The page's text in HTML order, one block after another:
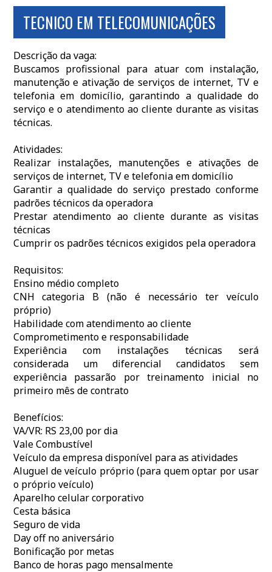
TECNICO EM TELECOMUNICAÇÕES
Descrição da vaga:
Buscamos profissional para atuar com instalação,
manutenção e ativação de serviços de internet, TV e
telefonia em domicílio, garantindo a qualidade do
serviço e o atendimento ao cliente durante as visitas
técnicas.
Atividades:
Realizar instalações, manutenções e ativações de
serviços de internet, TV e telefonia em domicílio
Garantir a qualidade do serviço prestado conforme
padrões técnicos da operadora
Prestar atendimento ao cliente durante as visitas
técnicas
Cumprir os padrões técnicos exigidos pela operadora
Requisitos:
Ensino médio completo
CNH categoria B (não é necessário ter veículo
próprio)
Habilidade com atendimento ao cliente
Comprometimento e responsabilidade
Experiência com instalações técnicas será
considerada um diferencial candidatos sem
experiência passarão por treinamento inicial no
primeiro mês de contrato
Benefícios:
VA/VR: RS 23,00 por dia
Vale Combustível
Veículo da empresa disponível para as atividades
Aluguel de veículo próprio (para quem optar por usar
o próprio veículo)
Aparelho celular corporativo
Cesta básica
Seguro de vida
Day off no aniversário
Bonificação por metas
Banco de horas pago mensalmente